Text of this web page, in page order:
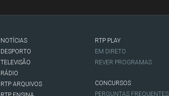
NOTÍCIAS
DESPORTO
TELEVISÃO
RÁDIO
RTP ARQUIVOS
RTP PLAY
EM DIRETO
REVER PROGRAMAS
CONCURSOS
PERGUNTAS FREQUENTES